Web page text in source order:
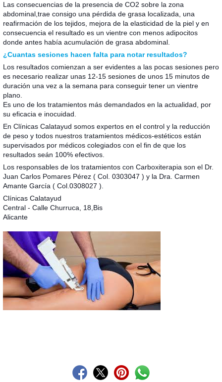
Las consecuencias de la presencia de CO2 sobre la zona
abdominal,trae consigo una pérdida de grasa localizada, una
reafirmación de los tejidos, mejora de la elasticidad de la piel y en
consecuencia el resultado es un vientre con menos adipocitos
donde antes había acumulación de grasa abdominal.
¿Cuantas sesiones hacen falta para notar resultados?
Los resultados comienzan a ser evidentes a las pocas sesiones pero
es necesario realizar unas 12-15 sesiones de unos 15 minutos de
duración una vez a la semana para conseguir tener un vientre
plano.
Es uno de los tratamientos más demandados en la actualidad, por
su eficacia e inocuidad.
En Clínicas Calatayud somos expertos en el control y la reducción
de peso y todos nuestros tratamientos médicos-estéticos están
supervisados por médicos colegiados con el fin de que los
resultados seán 100% efectivos.
Los responsables de los tratamientos con Carboxiterapia son el Dr.
Juan Carlos Pomares Pérez ( Col. 0303047 ) y la Dra. Carmen
Amante García ( Col.0308027 ).
Clínicas Calatayud
Central - Calle Churruca, 18,Bis
Alicante